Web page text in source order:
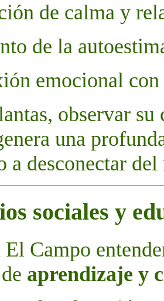
de calma y
de la
emocional
observar
una
a desconectar
sociales y
Campo
aprendizaje y